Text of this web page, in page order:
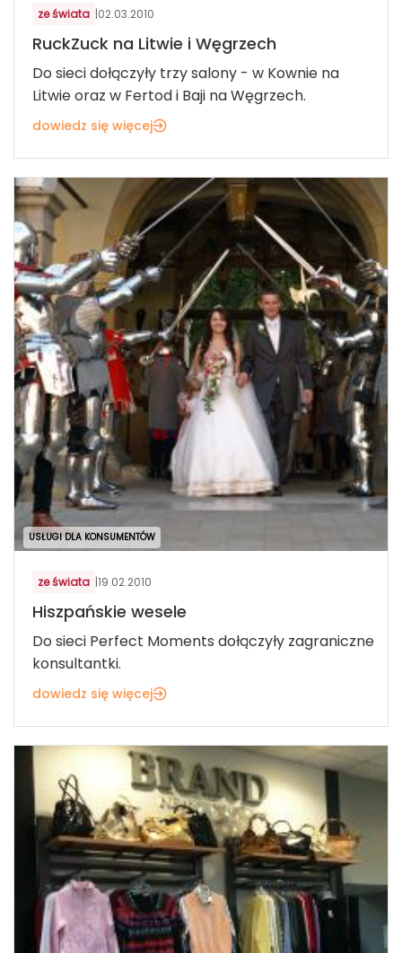
ze świata |02.03.2010
RuckZuck na Litwie i Węgrzech
Do sieci dołączyły trzy salony - w Kownie na
Litwie oraz w Fertod i Baji na Węgrzech.
dowiedz się więcej
USŁUGI DLA KONSUMENTÓW
ze świata |19.02.2010
Hiszpańskie wesele
Do sieci Perfect Moments dołączyły zagraniczne
konsultantki.
dowiedz się więcej